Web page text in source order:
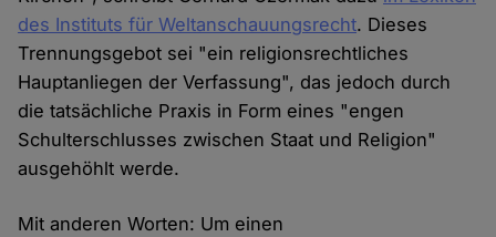
des Instituts für Weltanschauungsrecht. Dieses
Trennungsgebot sei "ein religionsrechtliches
Hauptanliegen der Verfassung", das jedoch durch
die tatsächliche Praxis in Form eines "engen
Schulterschlusses zwischen Staat und Religion"
ausgehöhlt werde.
Mit anderen Worten: Um einen